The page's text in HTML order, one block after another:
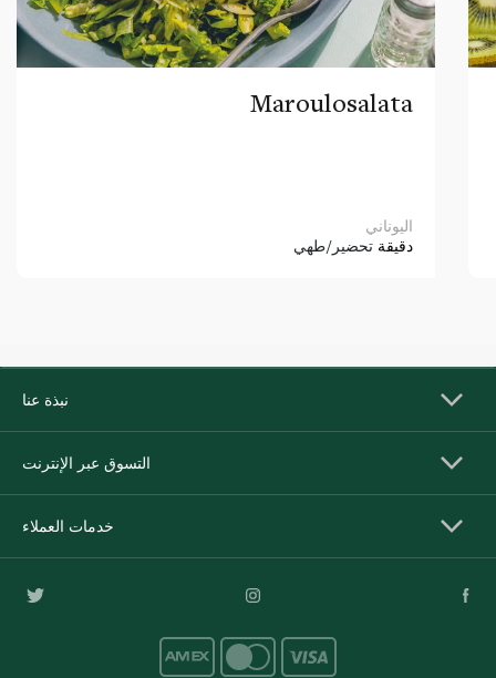
Maroulosalata
اليوناني
دقيقة تحضير/طهي
نبذة عنا
التسوق عبر الإنترنت
خدمات العملاء